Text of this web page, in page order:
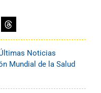
Noticias
Mundial de la Salud